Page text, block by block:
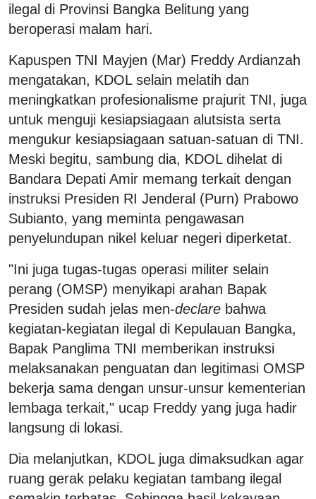
ilegal di Provinsi Bangka Belitung yang
beroperasi malam hari.
Kapuspen TNI Mayjen (Mar) Freddy Ardianzah
mengatakan, KDOL selain melatih dan
meningkatkan profesionalisme prajurit TNI, juga
untuk menguji kesiapsiagaan alutsista serta
mengukur kesiapsiagaan satuan-satuan di TNI.
Meski begitu, sambung dia, KDOL dihelat di
Bandara Depati Amir memang terkait dengan
instruksi Presiden RI Jenderal (Purn) Prabowo
Subianto, yang meminta pengawasan
penyelundupan nikel keluar negeri diperketat.
"Ini juga tugas-tugas operasi militer selain
perang (OMSP) menyikapi arahan Bapak
Presiden sudah jelas men-declare bahwa
kegiatan-kegiatan ilegal di Kepulauan Bangka,
Bapak Panglima TNI memberikan instruksi
melaksanakan penguatan dan legitimasi OMSP
bekerja sama dengan unsur-unsur kementerian
lembaga terkait," ucap Freddy yang juga hadir
langsung di lokasi.
Dia melanjutkan, KDOL juga dimaksudkan agar
ruang gerak pelaku kegiatan tambang ilegal